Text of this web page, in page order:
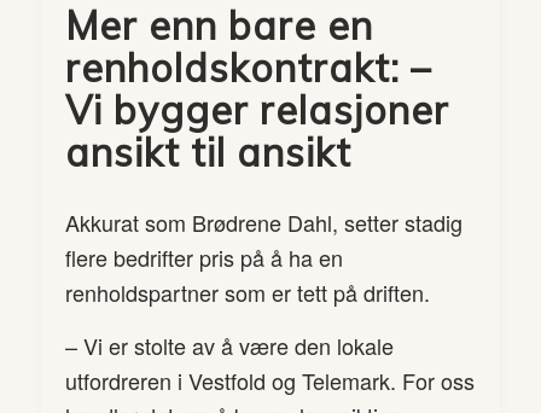
Mer enn bare en
renholdskontrakt: –
Vi bygger relasjoner
ansikt til ansikt
Akkurat som Brødrene Dahl, setter stadig
flere bedrifter pris på å ha en
renholdspartner som er tett på driften.
– Vi er stolte av å være den lokale
utfordreren i Vestfold og Telemark. For oss